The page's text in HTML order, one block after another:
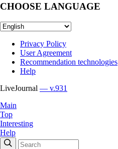
CHOOSE LANGUAGE
Privacy Policy
User Agreement
Recommendation technologies
Help
LiveJournal — v.931
Main
Top
Interesting
Help